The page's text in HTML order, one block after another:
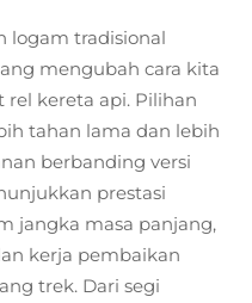
logam tradisional
mengubah cara kita
kereta api. Pilihan
tahan lama dan lebih
berbanding versi
prestasi
jangka masa panjang,
kerja pembaikan
trek. Dari segi